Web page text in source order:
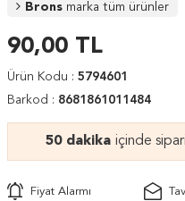
Brons marka tüm ürünler
90,00 TL
Ürün Kodu : 5794601
Barkod : 8681861011484
50 dakika içinde
Fiyat Alarmı